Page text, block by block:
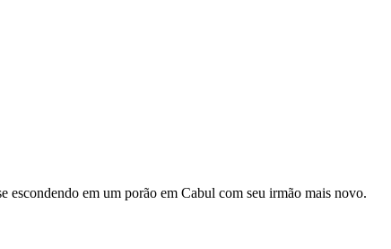
escondendo em um porão em Cabul com seu irmão mais novo.